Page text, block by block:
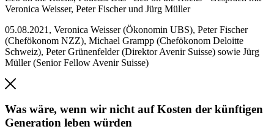
Veronica Weisser, Peter Fischer und Jürg Müller
05.08.2021 , Veronica Weisser (Ökonomin UBS), Peter Fischer
(Chefökonom NZZ), Michael Grampp (Chefökonom Deloitte
Schweiz), Peter Grünenfelder (Direktor Avenir Suisse) sowie Jürg
Müller (Senior Fellow Avenir Suisse)
Was wäre, wenn wir nicht auf Kosten der künftigen
Generation leben würden